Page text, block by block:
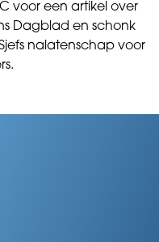
voor een artikel over
Dagblad en schonk
nalatenschap voor